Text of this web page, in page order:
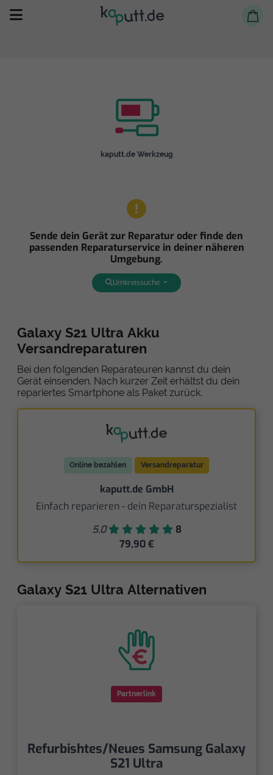
Selbst reparieren
kaputt.de Werkzeug
Sende dein Gerät zur Reparatur oder finde den
passenden Reparaturservice in deiner näheren
Umgebung.
Umkreissuche
Galaxy S21 Ultra Akku
Versandreparaturen
Bei den folgenden Reparateuren kannst du dein
Gerät einsenden. Nach kurzer Zeit erhältst du dein
repariertes Smartphone als Paket zurück.
Online bezahlen Versandreparatur
kaputt.de GmbH
Einfach reparieren - dein Reparaturspezialist
5,0
8
79,90 €
Galaxy S21 Ultra Alternativen
Partnerlink
Refurbishtes/Neues Samsung Galaxy
S21 Ultra